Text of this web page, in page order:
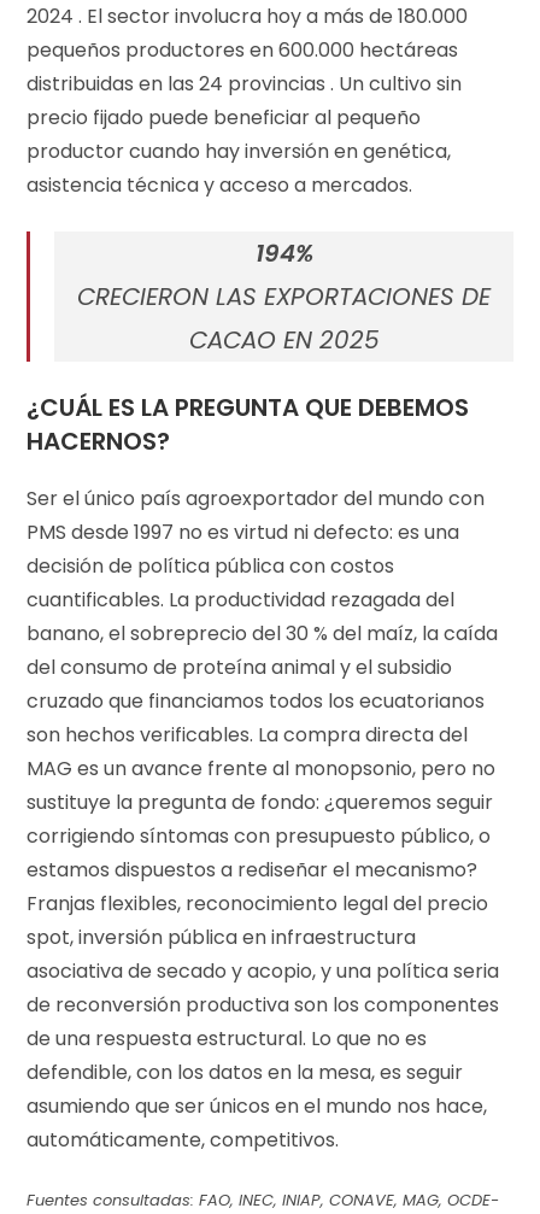
2024 . El sector involucra hoy a más de 180.000
pequeños productores en 600.000 hectáreas
distribuidas en las 24 provincias . Un cultivo sin
precio fijado puede beneficiar al pequeño
productor cuando hay inversión en genética,
asistencia técnica y acceso a mercados.
194%
CRECIERON LAS EXPORTACIONES DE
CACAO EN 2025
¿CUÁL ES LA PREGUNTA QUE DEBEMOS
HACERNOS?
Ser el único país agroexportador del mundo con
PMS desde 1997 no es virtud ni defecto: es una
decisión de política pública con costos
cuantificables. La productividad rezagada del
banano, el sobreprecio del 30 % del maíz, la caída
del consumo de proteína animal y el subsidio
cruzado que financiamos todos los ecuatorianos
son hechos verificables. La compra directa del
MAG es un avance frente al monopsonio, pero no
sustituye la pregunta de fondo: ¿queremos seguir
corrigiendo síntomas con presupuesto público, o
estamos dispuestos a rediseñar el mecanismo?
Franjas flexibles, reconocimiento legal del precio
spot, inversión pública en infraestructura
asociativa de secado y acopio, y una política seria
de reconversión productiva son los componentes
de una respuesta estructural. Lo que no es
defendible, con los datos en la mesa, es seguir
asumiendo que ser únicos en el mundo nos hace,
automáticamente, competitivos.
Fuentes consultadas: FAO, INEC, INIAP, CONAVE, MAG, OCDE-